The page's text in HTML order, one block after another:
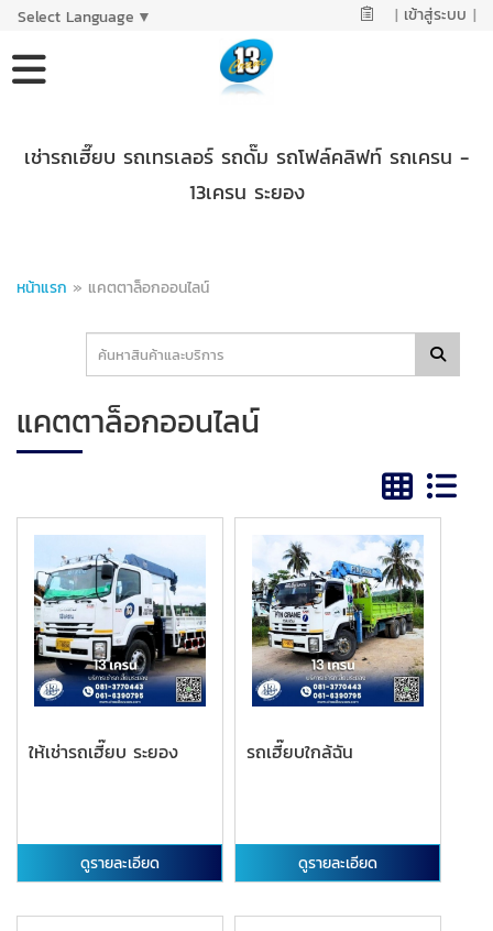
Select Language ▼ | เข้าสู่ระบบ |
เช่ารถเฮี๊ยบ รถเทรเลอร์ รถดั๊ม รถโฟล์คลิฟท์ รถเครน -
13เครน ระยอง
หน้าแรก » แคตตาล็อกออนไลน์
แคตตาล็อกออนไลน์
ให้เช่ารถเฮี๊ยบ ระยอง
ดูรายละเอียด
รถเฮี๊ยบใกล้ฉัน
ดูรายละเอียด